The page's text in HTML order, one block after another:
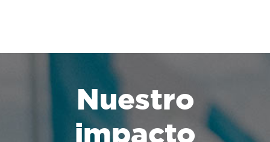
Nuestro
impacto